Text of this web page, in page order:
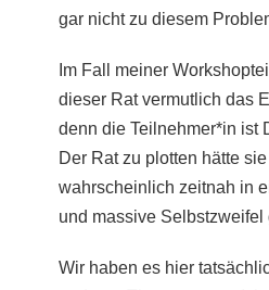
gar nicht zu diesem
Im Fall meiner
dieser Rat vermutlich das
denn die Teilnehmer*in ist
Der Rat zu plotten hätte
wahrscheinlich zeitnah in
und massive Selbstzweifel
Wir haben es hier